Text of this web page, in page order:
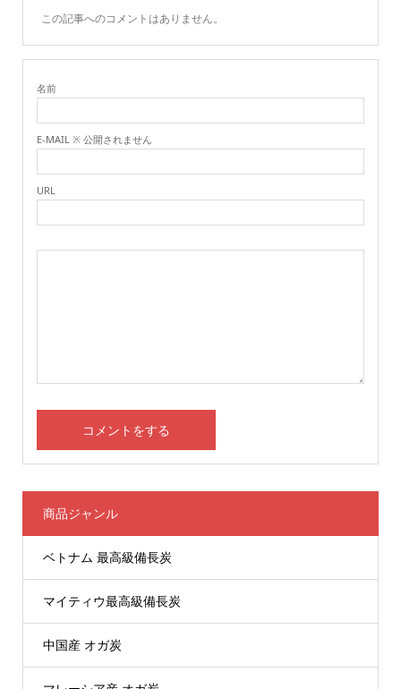
この記事へのコメントはありません。
名前
E-MAIL ※ 公開されません
URL
商品ジャンル
ベトナム 最高級備長炭
マイティウ最高級備長炭
中国産 オガ炭